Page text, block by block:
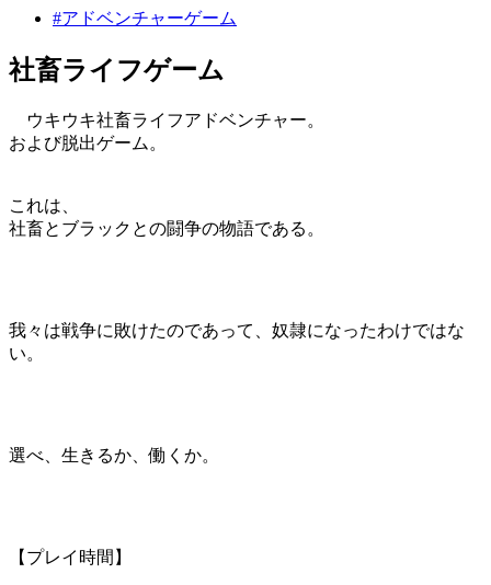
#アドベンチャーゲーム
社畜ライフゲーム
ウキウキ社畜ライフアドベンチャー。
および脱出ゲーム。
これは、
社畜とブラックとの闘争の物語である。
我々は戦争に敗けたのであって、奴隷になったわけではな
い。
選べ、生きるか、働くか。
【プレイ時間】